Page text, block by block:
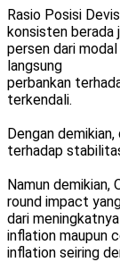
Rasio Posisi
konsisten berada
persen dari
langsung
perbankan
terkendali.
Dengan
terhadap
Namun
round impact
dari
inflation maupun
inflation seiring